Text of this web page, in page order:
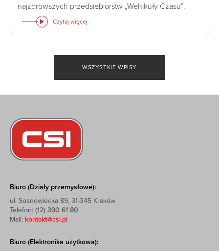
najzdrowszych przedsiębiorstw „Wehikuły Czasu”.
Czytaj więcej
WSZYSTKIE WPISY
Biuro (Działy przemysłowe):
ul. Sosnowiecka 89, 31-345 Kraków
Telefon: (12) 390 61 80
Mail: kontakt@csi.pl
Biuro (Elektronika użytkowa):